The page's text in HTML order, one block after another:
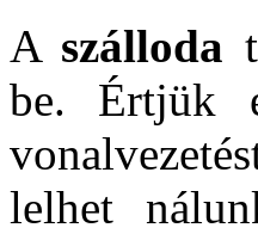
A szálloda
be. Értjük
lelhet